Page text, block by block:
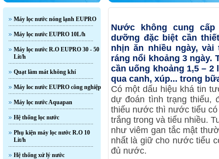
Máy lọc nước nóng lạnh EUPRO
Máy lọc nước EUPRO 10L/h
Máy lọc nước R.O EUPRO 30 - 50
Lít/h
Quạt làm mát không khí
Máy loc nước EUPRO công nghiệp
Máy lọc nước Aquapan
Hệ thống lọc nước
Phụ kiện máy lọc nước R.O 10
Lit/h
Hệ thống xử lý nước
Nước không cung
dưỡng đặc biệt cần
nhịn ăn nhiều ngày,
ráng nổi khoảng 3
cần uống khoảng 1,5 –
qua canh, xúp... trong
Có một dấu hiệu khá tin
dự đoán tình trạng thiếu,
thiếu nước thì nước tiểu
trắng trong và tiểu nhiều.
như viêm gan tắc mật
nhất là giữ cho nước tiểu
đủ nước.